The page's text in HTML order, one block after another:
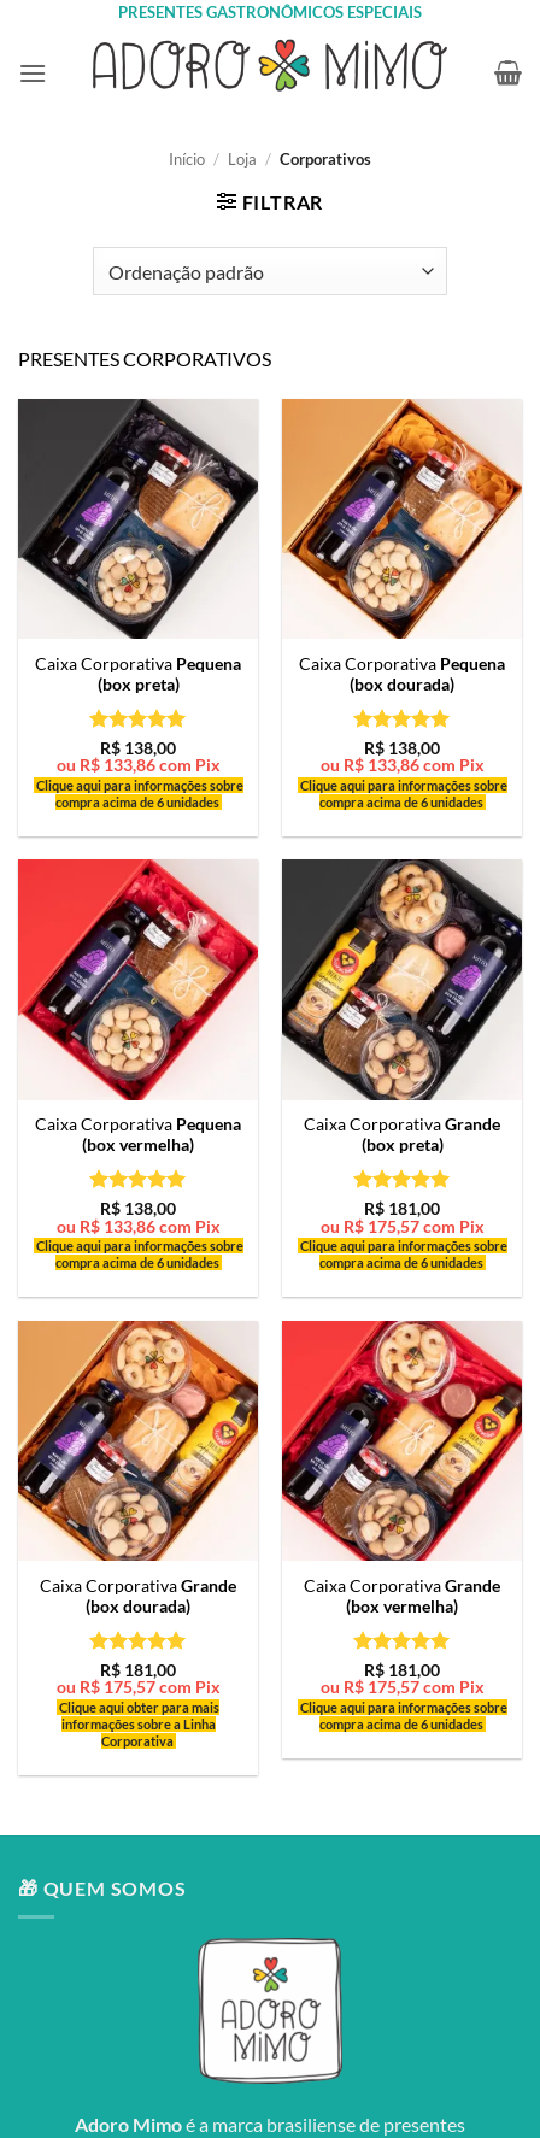
content
PRESENTES GASTRONÔMICOS ESPECIAIS
Início / Loja / Corporativos
FILTRAR
PRESENTES CORPORATIVOS
Caixa Corporativa Pequena
(box preta)
Avaliação5
de 5
R$ 138,00
ou R$133,86 com Pix
Clique aqui para informações sobre
compra acima de 6 unidades
Caixa Corporativa Pequena
(box dourada)
Avaliação5
de 5
R$ 138,00
ou R$133,86 com Pix
Clique aqui para informações sobre
compra acima de 6 unidades
Caixa Corporativa Pequena
(box vermelha)
Avaliação5
de 5
R$ 138,00
ou R$133,86 com Pix
Clique aqui para informações sobre
compra acima de 6 unidades
Caixa CorporativaGrande
(box preta)
Avaliação5
de 5
R$ 181,00
ou R$175,57 com Pix
Clique aqui para informações sobre
compra acima de 6 unidades
Caixa CorporativaGrande
(box dourada)
Avaliação5
de 5
R$ 181,00
ou R$175,57 com Pix
Clique aqui obter para mais
informações sobre a Linha
Corporativa
Caixa CorporativaGrande
(box vermelha)
Avaliação5
de 5
R$ 181,00
ou R$175,57 com Pix
Clique aqui para informações sobre
compra acima de 6 unidades
🎁 QUEM SOMOS
Adoro Mimoé a marca brasiliense de presentes